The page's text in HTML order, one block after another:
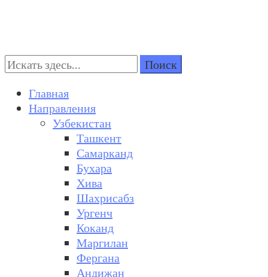
Turkestan Travel
Discover Central Asia
Поиск:
Главная
Направления
Узбекистан
Ташкент
Самарканд
Бухара
Хива
Шахрисабз
Ургенч
Коканд
Маргилан
Фергана
Андижан